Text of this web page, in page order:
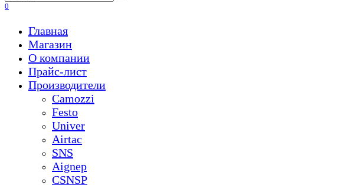
for:
0
Главная
Магазин
О компании
Прайс-лист
Производители
Camozzi
Festo
Univer
Airtac
SNS
Aignep
CSNSP